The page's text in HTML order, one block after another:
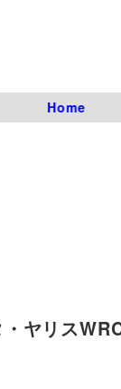
Home
ヤリス